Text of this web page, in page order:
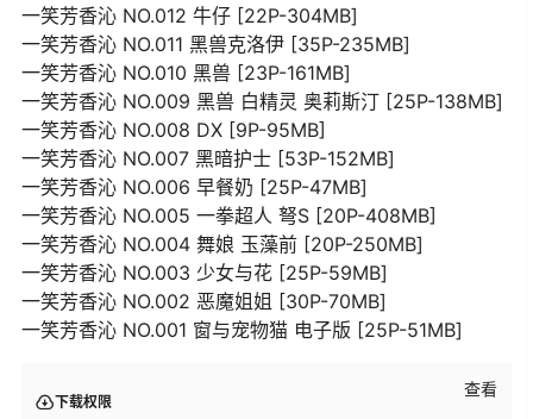
一笑芳香沁 NO.012 牛仔 [22P-304MB]
一笑芳香沁 NO.011 黑兽克洛伊 [35P-235MB]
一笑芳香沁 NO.010 黑兽 [23P-161MB]
一笑芳香沁 NO.009 黑兽 白精灵 奥莉斯汀 [25P-138MB]
一笑芳香沁 NO.008 DX [9P-95MB]
一笑芳香沁 NO.007 黑暗护士 [53P-152MB]
一笑芳香沁 NO.006 早餐奶 [25P-47MB]
一笑芳香沁 NO.005 一拳超人 弩S [20P-408MB]
一笑芳香沁 NO.004 舞娘 玉藻前 [20P-250MB]
一笑芳香沁 NO.003 少女与花 [25P-59MB]
一笑芳香沁 NO.002 恶魔姐姐 [30P-70MB]
一笑芳香沁 NO.001 窗与宠物猫 电子版 [25P-51MB]
下载权限
查看